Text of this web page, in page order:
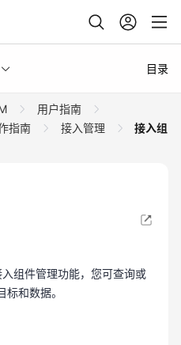
目录
用户指南
指南 接入管理
接入组
组件管理功能，您可查询或
和数据。